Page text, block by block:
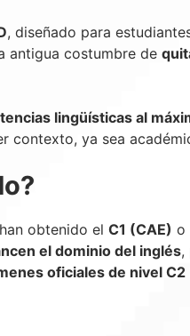
, diseñado para
antigua costumbre de
lingüísticas al
contexto, ya sea
obtenido el C1 (CAE) o
el dominio del inglés,
oficiales de nivel